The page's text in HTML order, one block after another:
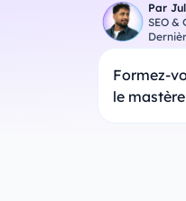
Par
SEO &
Formez-
le